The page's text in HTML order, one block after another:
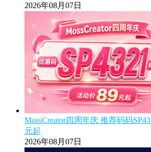
2026年08月07日
MossCreator四周年庆 推荐码码
元起
2026年08月07日